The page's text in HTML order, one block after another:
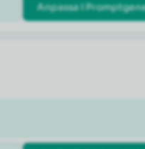
Anpassa i